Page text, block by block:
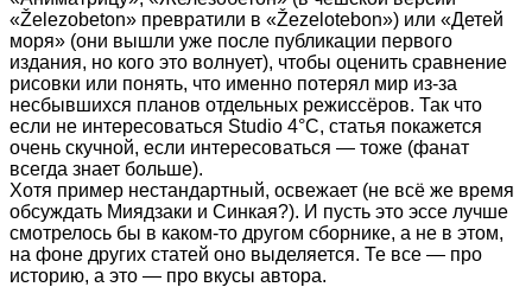
«Železobeton» превратили в «Žezelotebon») или «Детей
моря» (они вышли уже после публикации первого
издания, но кого это волнует), чтобы оценить сравнение
рисовки или понять, что именно потерял мир из-за
несбывшихся планов отдельных режиссёров. Так что
если не интересоваться Studio 4°C, статья покажется
очень скучной, если интересоваться — тоже (фанат
всегда знает больше).
Хотя пример нестандартный, освежает (не всё же время
обсуждать Миядзаки и Синкая?). И пусть это эссе лучше
смотрелось бы в каком-то другом сборнике, а не в этом,
на фоне других статей оно выделяется. Те все — про
историю, а это — про вкусы автора.